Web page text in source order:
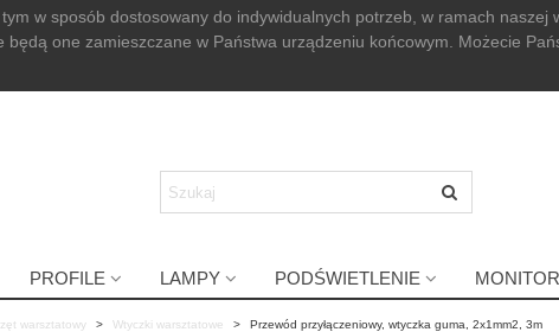
w sposób dostosowany do indywidualnych potrzeb, w ramach naszej
one zamieszczane w Państwa urządzeniu końcowym. Możecie
PROFILE LAMPY PODŚWIETLENIE
warsztatowy > Wtyczki warsztatowe > Przewód przyłączeniowy, wtyczka guma, 2x1mm2, 3m